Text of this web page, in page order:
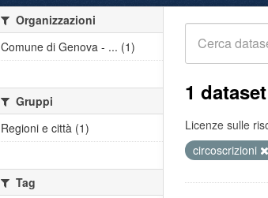
1
Licenze sulle
circoscrizioni
Organizzazioni
Comune di Genova - ... (1)
Gruppi
Regioni e città (1)
Tag